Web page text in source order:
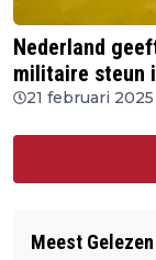
Nederland
militaire steun
21 februari 2025
Meest Gelezen